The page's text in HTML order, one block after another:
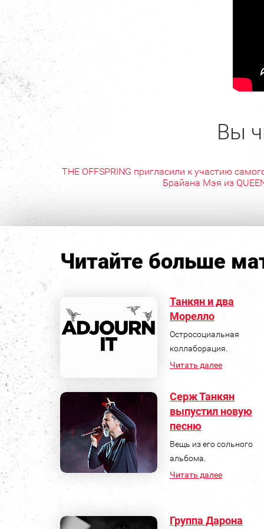
Вы
THE OFFSPRING пригласили к участию
Брайана Мэя из
Читайте больше
Танкян и два
Морелло
Остросоциальная
коллаборация.
Читать далее
Серж Танкян
выпустил новую
песню
Вещь из его сольного
альбома.
Читать далее
Группа Дарона